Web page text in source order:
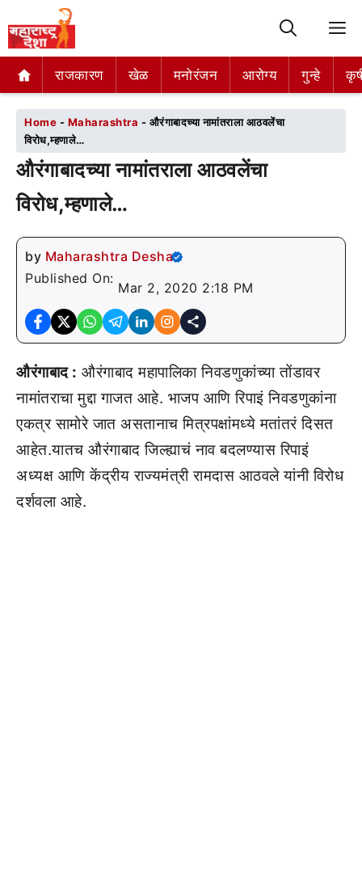
राजकारण खेळ मनोरंजन आरोग्य गुन्हे
राजकारण खेळ मनोरंजन आरोग्य गुन्हे
Home - Maharashtra - औरंगाबादच्या नामांतराला आठवलेंचा
विरोध,म्हणाले…
औरंगाबादच्या नामांतराला आठवलेंचा
विरोध,म्हणाले…
by Maharashtra Desha
Published On:
Mar 2, 2020 2:18 PM
औरंगाबाद : औरंगाबाद महापालिका निवडणुकांच्या तोंडावर
नामांतराचा मुद्दा गाजत आहे. भाजप आणि रिपाइं निवडणुकांना
एकत्र सामोरे जात असतानाच मित्रपक्षांमध्ये मतांतरं दिसत
आहेत.यातच औरंगाबाद जिल्ह्याचं नाव बदलण्यास रिपाइं
अध्यक्ष आणि केंद्रीय राज्यमंत्री रामदास आठवले यांनी विरोध
दर्शवला आहे.